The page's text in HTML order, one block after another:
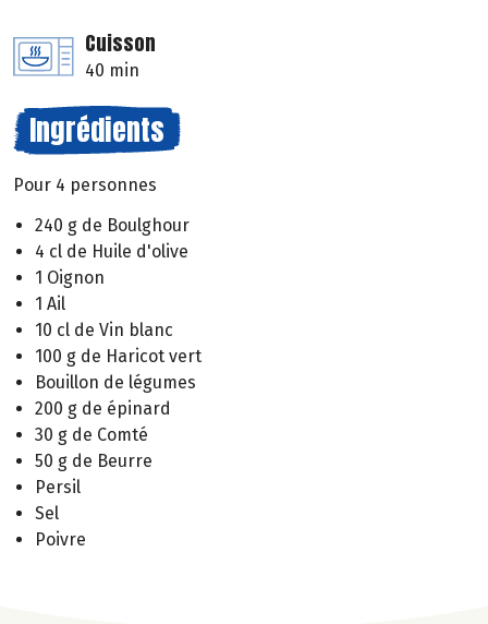
Cuisson
40 min
Ingrédients
Pour 4 personnes
240 g de Boulghour
4 cl de Huile d'olive
1 Oignon
1 Ail
10 cl de Vin blanc
100 g de Haricot vert
Bouillon de légumes
200 g de épinard
30 g de Comté
50 g de Beurre
Persil
Sel
Poivre